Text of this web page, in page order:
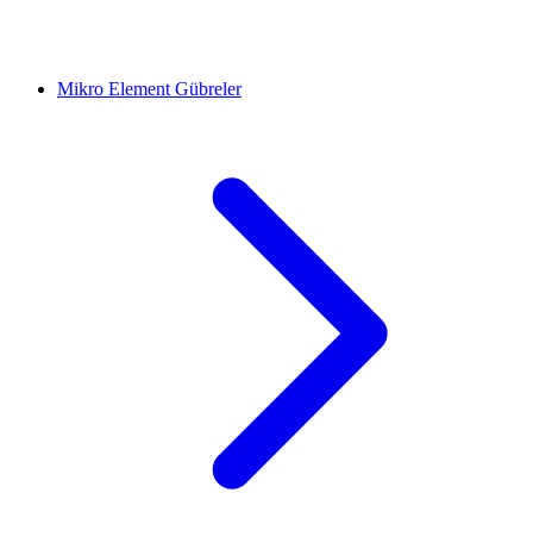
Mikro Element Gübreler